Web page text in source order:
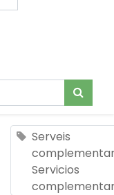
Serveis
Servicios